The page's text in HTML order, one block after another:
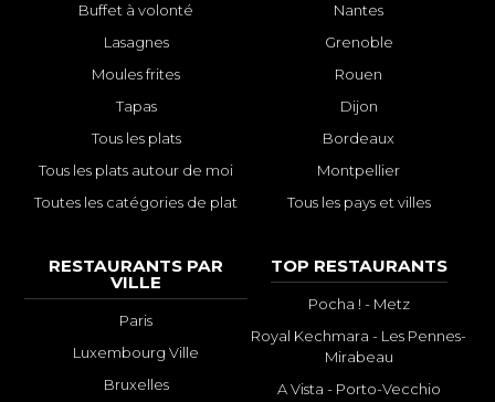
Buffet à volonté
Lasagnes
Moules frites
Tapas
Tous les plats
Tous les plats autour de moi
Toutes les catégories de plat
Nantes
Grenoble
Rouen
Dijon
Bordeaux
Montpellier
Tous les pays et villes
RESTAURANTS PAR
VILLE
Paris
Luxembourg Ville
Bruxelles
TOP RESTAURANTS
Pocha ! - Metz
Royal Kechmara - Les Pennes-
Mirabeau
A Vista - Porto-Vecchio